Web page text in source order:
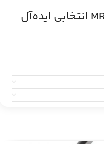
چرا کابل HDMI مچر MR-93 انتخابی ایده‌آل